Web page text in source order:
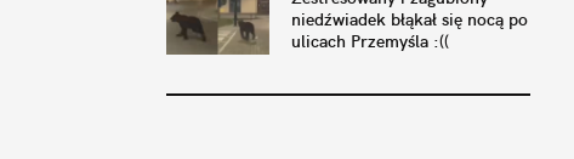
niedźwiadek błąkał się nocą po
ulicach Przemyśla :((